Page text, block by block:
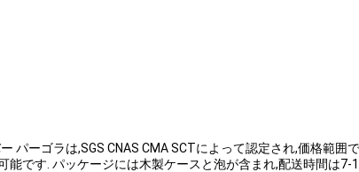
パーゴラは,SGS CNAS CMA SCTによって認定され,価格範囲
能です. パッケージには木製ケースと泡が含まれ,配送時間は